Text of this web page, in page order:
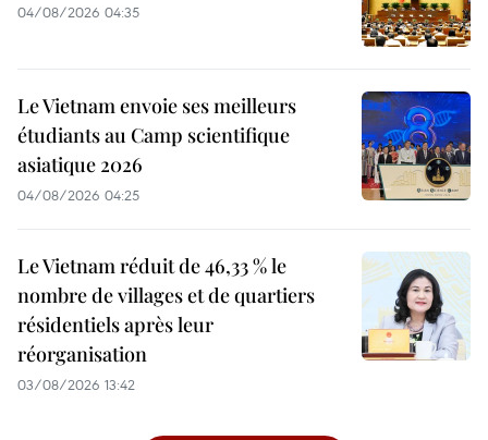
04/08/2026 04:35
Le Vietnam envoie ses meilleurs
étudiants au Camp scientifique
asiatique 2026
04/08/2026 04:25
Le Vietnam réduit de 46,33 % le
nombre de villages et de quartiers
résidentiels après leur
réorganisation
03/08/2026 13:42